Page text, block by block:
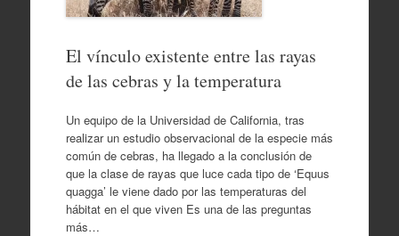
El vínculo existente entre las rayas
de las cebras y la temperatura
Un equipo de la Universidad de California, tras
realizar un estudio observacional de la especie más
común de cebras, ha llegado a la conclusión de
que la clase de rayas que luce cada tipo de ‘Equus
quagga’ le viene dado por las temperaturas del
hábitat en el que viven Es una de las preguntas
más…